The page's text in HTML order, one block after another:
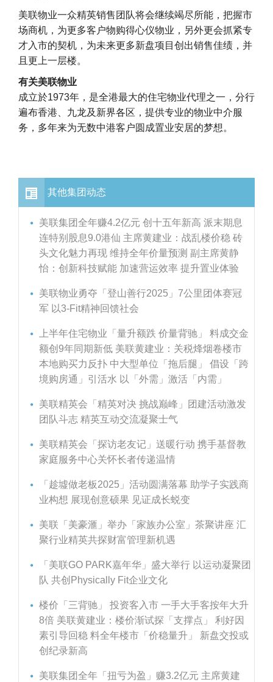
美联物业一众精英销售团队将会继续竭尽所能，把握市
场商机，为更多客户物购得心仪物业，另外更会抓紧专
才入市的契机，为未来更多新盘项目创出销售佳绩，并
且更上一层楼。
有关美联物业
成立於1973年，是全港最大的住宅物业代理之一，分行
遍布香港、九龙及新界各区，提供专业的物业中介服
务，多年来为无数中港客户圆成置业安居的梦想。
其他集团动态
美联集团全年赚4.2亿元 创十五年新高 派末期息
连特别股息9.0港仙 主席黄建业：战乱楼价稳 砖
头文化魅力再现 维持全年价量预测 副主席黄静
怡：创新科技赋能 加速营运效率 提升置业体验
美联物业勇夺「登山善行2025」7公里团体赛冠
军 以3-Fit精神回馈社会
上半年住宅物业「量升额跌 价量背驰」 料成交金
额创9年同期新低 美联黄建业：关税烽烟卷楼市
本地购买力反扑 中大型单位「拖后腿」 倡设「跨
境购房通」引活水 以「外需」激活「内需」
美联精英会「精英对决 挑战巅峰」团建活动激发
团队斗志 精英互动交流凝聚士气
美联精英会「探访老友记」送暖行动 携手基督教
家庭服务中心关怀长者传递温情
「趁墟做老板2025」活动圆满落幕 助学子实践商
业构想 展现创意硕果 见证成长蜕变
美联「美豪滙」举办「家族办公室」茶聚讲座 汇
聚行业精英共探财富管理新机遇
「美联GO PARK嘉年华」盛大举行 以运动凝聚团
队 共创Physically Fit企业文化
楼价「三背驰」 投资客入市 一手大手客按年大升
8倍 美联黄建业：楼价渐试探「支撑点」 利好因
素引导回稳 料全年楼市「价稳量升」 新盘交投或
创纪录新高
美联集团全年「扭亏为盈」赚3.2亿元 主席黄建